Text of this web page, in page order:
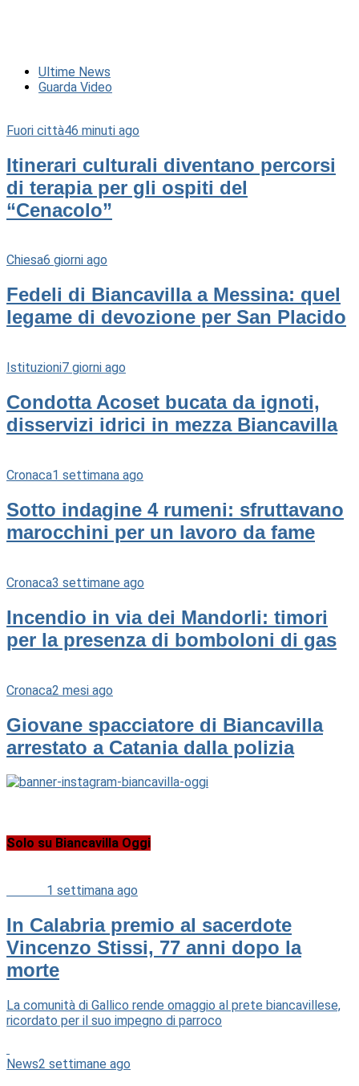
Ultime News
Guarda Video
Fuori città46 minuti ago
Itinerari culturali diventano percorsi
di terapia per gli ospiti del
“Cenacolo”
Chiesa6 giorni ago
Fedeli di Biancavilla a Messina: quel
legame di devozione per San Placido
Istituzioni7 giorni ago
Condotta Acoset bucata da ignoti,
disservizi idrici in mezza Biancavilla
Cronaca1 settimana ago
Sotto indagine 4 rumeni: sfruttavano
marocchini per un lavoro da fame
Cronaca3 settimane ago
Incendio in via dei Mandorli: timori
per la presenza di bomboloni di gas
Cronaca2 mesi ago
Giovane spacciatore di Biancavilla
arrestato a Catania dalla polizia
Solo su Biancavilla Oggi
1 settimana ago
In Calabria premio al sacerdote
Vincenzo Stissi, 77 anni dopo la
morte
La comunità di Gallico rende omaggio al prete biancavillese,
ricordato per il suo impegno di parroco
News2 settimane ago